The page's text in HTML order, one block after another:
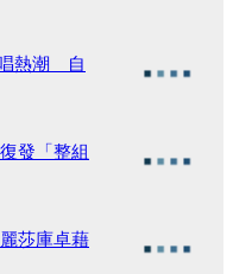
熱潮 自
發「整組
莎庫卓藉